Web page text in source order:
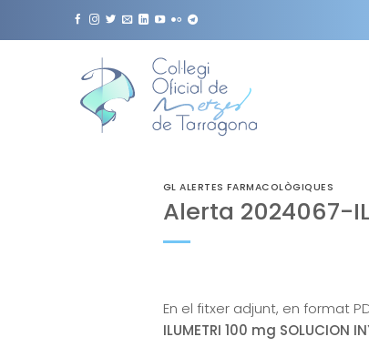
GL ALERTES FARMACOLÒGIQUES
Alerta 2024067-
En el fitxer adjunt, en format
ILUMETRI 100 mg SOLUCION